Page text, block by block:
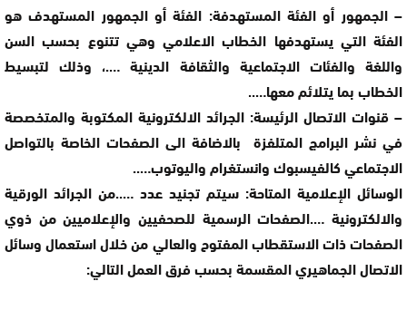
– الجمهور أو الفئة المستهدفة: الفئة أو الجمهور المستهدف هو
الفئة التي يستهدفها الخطاب الاعلامي وهي تتنوع بحسب السن
واللغة والفئات الاجتماعية والثقافة الدينية ….، وذلك لتبسيط
الخطاب بما يتلائم معها…..
– قنوات الاتصال الرئيسة: الجرائد الالكترونية المكتوبة والمتخصصة
في نشر البرامج المتلفزة بالاضافة الى الصفحات الخاصة بالتواصل
الاجتماعي كالفيسبوك وانستغرام واليوتوب…..
الوسائل الإعلامية المتاحة: سيتم تجنيد عدد …..من الجرائد الورقية
والالكترونية ….الصفحات الرسمية للصحفيين والإعلاميين من ذوي
الصفحات ذات الاستقطاب المفتوح والعالي من خلال استعمال وسائل
الاتصال الجماهيري المقسمة بحسب فرق العمل التالي: